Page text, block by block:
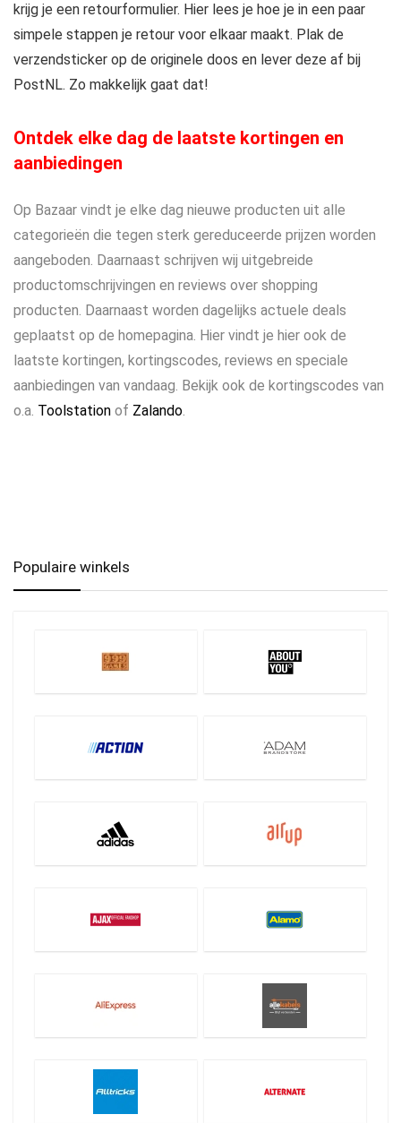
krijg je een retourformulier. Hier lees je hoe je in een paar
simpele stappen je retour voor elkaar maakt. Plak de
verzendsticker op de originele doos en lever deze af bij
PostNL. Zo makkelijk gaat dat!
Ontdek elke dag de laatste kortingen en
aanbiedingen
Op Bazaar vindt je elke dag nieuwe producten uit alle
categorieën die tegen sterk gereduceerde prijzen worden
aangeboden. Daarnaast schrijven wij uitgebreide
productomschrijvingen en reviews over shopping
producten. Daarnaast worden dagelijks actuele deals
geplaatst op de homepagina. Hier vindt je hier ook de
laatste kortingen, kortingscodes, reviews en speciale
aanbiedingen van vandaag. Bekijk ook de kortingscodes van
o.a. Toolstation of Zalando.
Populaire winkels